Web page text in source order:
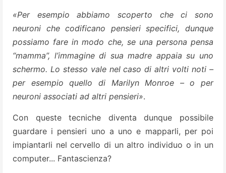
«Per esempio abbiamo scoperto che ci sono
neuroni che codificano pensieri specifici, dunque
possiamo fare in modo che, se una persona pensa
“mamma”, l’immagine di sua madre appaia su uno
schermo. Lo stesso vale nel caso di altri volti noti –
per esempio quello di Marilyn Monroe – o per
neuroni associati ad altri pensieri».
Con queste tecniche diventa dunque possibile
guardare i pensieri uno a uno e mapparli, per poi
impiantarli nel cervello di un altro individuo o in un
computer... Fantascienza?